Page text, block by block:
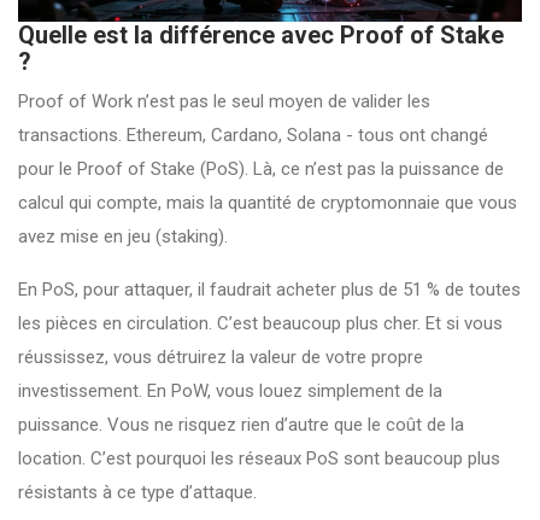
Quelle est la différence avec Proof of Stake
?
Proof of Work n’est pas le seul moyen de valider les
transactions. Ethereum, Cardano, Solana - tous ont changé
pour le Proof of Stake (PoS). Là, ce n’est pas la puissance de
calcul qui compte, mais la quantité de cryptomonnaie que vous
avez mise en jeu (staking).
En PoS, pour attaquer, il faudrait acheter plus de 51 % de toutes
les pièces en circulation. C’est beaucoup plus cher. Et si vous
réussissez, vous détruirez la valeur de votre propre
investissement. En PoW, vous louez simplement de la
puissance. Vous ne risquez rien d’autre que le coût de la
location. C’est pourquoi les réseaux PoS sont beaucoup plus
résistants à ce type d’attaque.